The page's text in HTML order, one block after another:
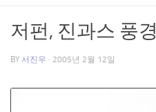
저펀, 진과스 풍경
BY 서진우 · 2005년 2월 12일